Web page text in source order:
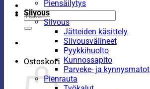
Etsi:
Ostoskori
Piensäilytys
Siivous
Siivous
Jätteiden käsittely
Siivousvälineet
Pyykkihuolto
Kunnossapito
Parveke- ja kynnysmatot
Pienrauta